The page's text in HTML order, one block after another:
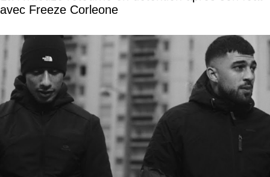
avec Freeze Corleone